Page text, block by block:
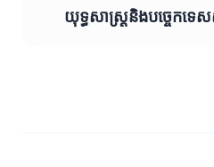
យុទ្ធសាស្រ្តនិងបច្ចេកទ